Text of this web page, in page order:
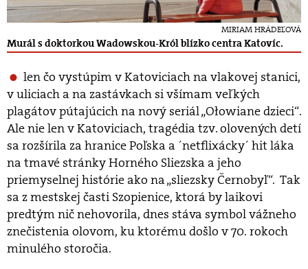
MIRIAM HRÁDEĽOVÁ
Murál s doktorkou Wadowskou-Król blízko centra Katovíc.
len čo vystúpim v Katoviciach na vlakovej stanici,
v uliciach a na zastávkach si všímam veľkých
plagátov pútajúcich na nový seriál „Ołowiane dzieci“.
Ale nie len v Katoviciach, tragédia tzv. olovených detí
sa rozšírila za hranice Poľska a ´netflixácky´ hit láka
na tmavé stránky Horného Sliezska a jeho
priemyselnej histórie ako na „sliezsky Černobyľ“. Tak
sa z mestskej časti Szopienice, ktorá by laikovi
predtým nič nehovorila, dnes stáva symbol vážneho
znečistenia olovom, ku ktorému došlo v 70. rokoch
minulého storočia.